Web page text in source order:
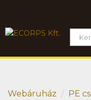
Webáruház
PE